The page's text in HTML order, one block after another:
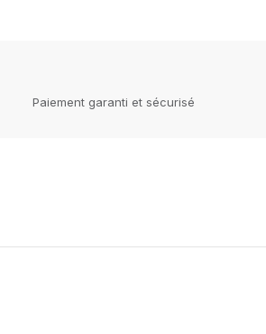
Paiement garanti et sécurisé